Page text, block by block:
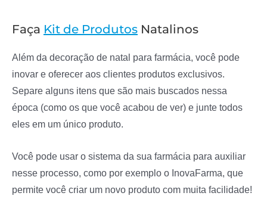
Faça Kit de Produtos Natalinos
Além da decoração de natal para farmácia, você pode
inovar e oferecer aos clientes produtos exclusivos.
Separe alguns itens que são mais buscados nessa
época (como os que você acabou de ver) e junte todos
eles em um único produto.
Você pode usar o sistema da sua farmácia para auxiliar
nesse processo, como por exemplo o InovaFarma, que
permite você criar um novo produto com muita facilidade!